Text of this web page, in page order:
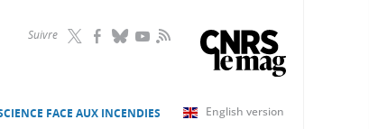
Suivre RSS
English version
FACE AUX INCENDIES